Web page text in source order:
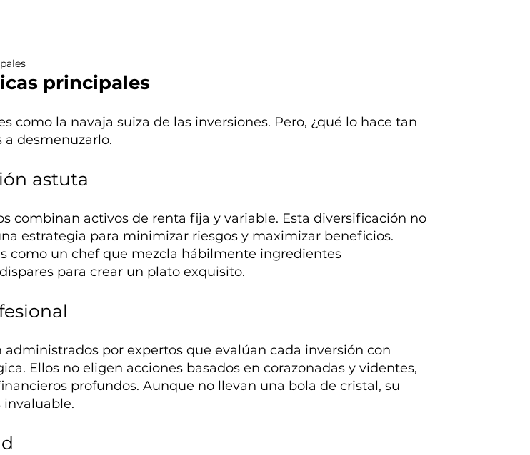
principales
como la navaja suiza de las inversiones. Pero, ¿qué lo hace tan
a desmenuzarlo.
astuta
combinan activos de renta fija y variable. Esta diversificación no
estrategia para minimizar riesgos y maximizar beneficios.
como un chef que mezcla hábilmente ingredientes
para crear un plato exquisito.
administrados por expertos que evalúan cada inversión con
Ellos no eligen acciones basados en corazonadas y videntes,
profundos. Aunque no llevan una bola de cristal, su